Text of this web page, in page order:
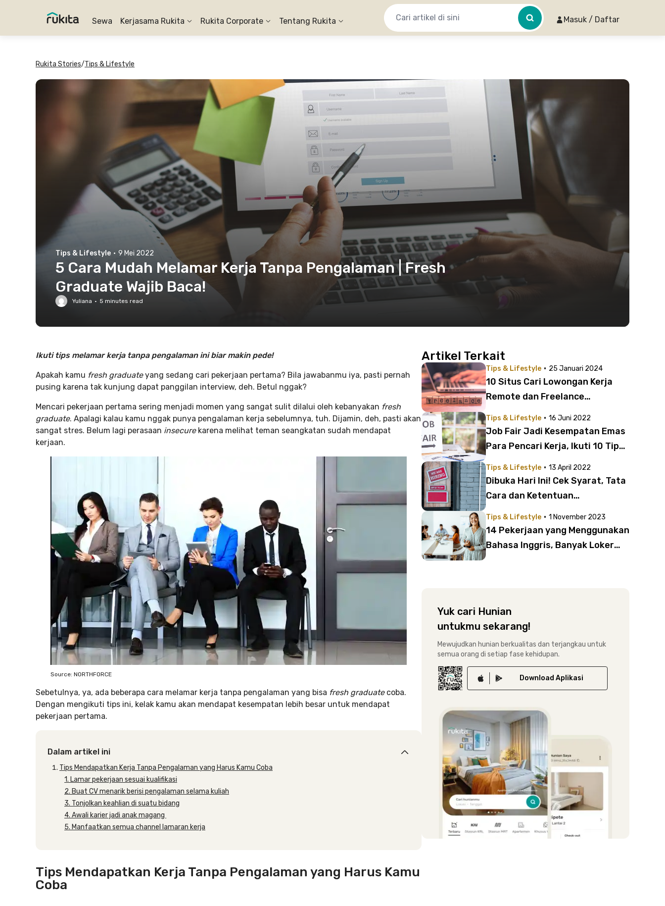
Sewa Kerjasama Rukita Rukita Corporate Tentang Rukita Masuk / Daftar
Rukita Stories/Tips & Lifestyle
Tips & Lifestyle · 9 Mei 2022
5 Cara Mudah Melamar Kerja Tanpa Pengalaman | Fresh
Graduate Wajib Baca!
Yuliana · 5 minutes read
Ikuti tips melamar kerja tanpa pengalaman ini biar makin pede!
Apakah kamu fresh graduateyang sedang cari pekerjaan pertama? Bila jawabanmu iya, pasti pernah
pusing karena tak kunjung dapat panggilan interview, deh. Betul nggak?
Mencari pekerjaan pertama sering menjadi momen yang sangat sulit dilalui oleh kebanyakan fresh
graduate. Apalagi kalau kamu nggak punya pengalaman kerja sebelumnya, tuh. Dijamin, deh, pasti akan
sangat stres. Belum lagi perasaan insecurekarena melihat teman seangkatan sudah mendapat
kerjaan.
Source: NORTHFORCE
Sebetulnya, ya, ada beberapa cara melamar kerja tanpa pengalaman yang bisa fresh graduatecoba.
Dengan mengikuti tips ini, kelak kamu akan mendapat kesempatan lebih besar untuk mendapat
pekerjaan pertama.
Dalam artikel ini
Tips Mendapatkan Kerja Tanpa Pengalaman yang Harus Kamu Coba
1. Lamar pekerjaan sesuai kualifikasi
2. Buat CV menarik berisi pengalaman selama kuliah
3. Tonjolkan keahlian di suatu bidang
4. Awali karier jadi anak magang
5. Manfaatkan semua channel lamaran kerja
Tips Mendapatkan Kerja Tanpa Pengalaman yang Harus Kamu
Coba
Artikel Terkait
Tips & Lifestyle · 25 Januari 2024
10 Situs Cari Lowongan Kerja
Remote dan Freelance
Tips & Lifestyle · 16 Juni 2022
Job Fair Jadi Kesempatan Emas
Para Pencari Kerja, Ikuti 10 Tips
Tips & Lifestyle · 13 April 2022
Dibuka Hari Ini! Cek Syarat, Tata
Cara dan Ketentuan
Bersama BUMN 202
Tips & Lifestyle · 1 November 2023
14 Pekerjaan yang Menggunakan
Bahasa Inggris, Banyak Loker
Yuk cari Hunian
untukmu sekarang!
Mewujudkan hunian berkualitas dan terjangkau untuk
semua orang di setiap fase kehidupan.
Download Aplikasi